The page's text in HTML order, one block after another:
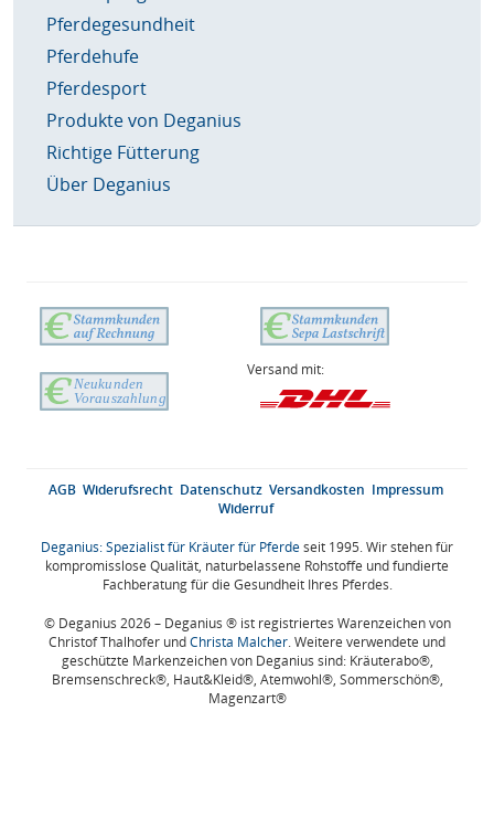
Pferdegesundheit
Pferdehufe
Pferdesport
Produkte von Deganius
Richtige Fütterung
Über Deganius
Versand mit:
AGB Widerufsrecht Datenschutz Versandkosten Impressum
Widerruf
Deganius: Spezialist für Kräuter für Pferdeseit 1995. Wir stehen für
kompromisslose Qualität, naturbelassene Rohstoffe und fundierte
Fachberatung für die Gesundheit Ihres Pferdes.
© Deganius 2026 – Deganius ® ist registriertes Warenzeichen von
Christof Thalhofer undChrista Malcher. Weitere verwendete und
geschützte Markenzeichen von Deganius sind: Kräuterabo®,
Bremsenschreck®, Haut&Kleid®, Atemwohl®, Sommerschön®,
Magenzart®